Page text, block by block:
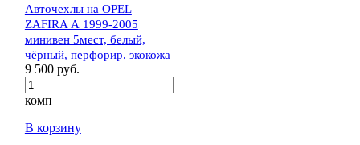
Авточехлы на OPEL
ZAFIRA А 1999-2005
минивен 5мест, белый,
чёрный, перфорир. экокожа
9 500 руб.
комп
В корзину